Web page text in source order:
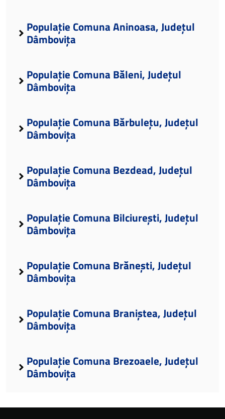
Populație Comuna Aninoasa, Județul
Dâmbovița
Populație Comuna Băleni, Județul
Dâmbovița
Populație Comuna Bărbulețu, Județul
Dâmbovița
Populație Comuna Bezdead, Județul
Dâmbovița
Populație Comuna Bilciurești, Județul
Dâmbovița
Populație Comuna Brănești, Județul
Dâmbovița
Populație Comuna Braniștea, Județul
Dâmbovița
Populație Comuna Brezoaele, Județul
Dâmbovița